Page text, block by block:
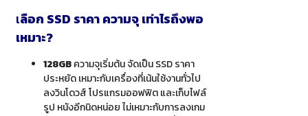
เลือก SSD ราคาความจุ เท่าไรถึงพอ
เหมาะ?
128GBความจุเริ่มต้น จัดเป็น SSD ราคา
ประหยัด เหมาะกับเครื่องที่เน้นใช้งานทั่วไป
ลงวินโดวส์ โปรแกรมออฟฟิต และเก็บไฟล์
รูป หนังอีกนิดหน่อย ไม่เหมาะกับการลงเกม